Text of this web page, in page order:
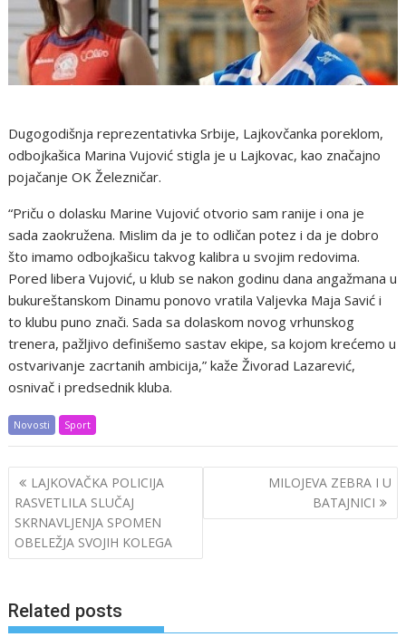
Dugogodišnja reprezentativka Srbije, Lajkovčanka poreklom,
odbojkašica Marina Vujović stigla je u Lajkovac, kao značajno
pojačanje OK Železničar.
“Priču o dolasku Marine Vujović otvorio sam ranije i ona je
sada zaokružena. Mislim da je to odličan potez i da je dobro
što imamo odbojkašicu takvog kalibra u svojim redovima.
Pored libera Vujović, u klub se nakon godinu dana angažmana u
bukureštanskom Dinamu ponovo vratila Valjevka Maja Savić i
to klubu puno znači. Sada sa dolaskom novog vrhunskog
trenera, pažljivo definišemo sastav ekipe, sa kojom krećemo u
ostvarivanje zacrtanih ambicija,” kaže Živorad Lazarević,
osnivač i predsednik kluba.
Novosti Sport
Post
navigation
LAJKOVAČKA POLICIJA
RASVETLILA SLUČAJ
SKRNAVLJENJA SPOMEN
OBELEŽJA SVOJIH KOLEGA
MILOJEVA ZEBRA I U
BATAJNICI
Related posts